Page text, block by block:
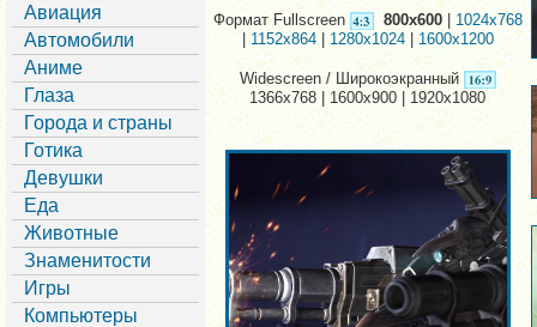
Авиация
Автомобили
Аниме
Глаза
Города и страны
Готика
Девушки
Еда
Животные
Знаменитости
Игры
Компьютеры
Формат Fullscreen 800x600 | 1024x768
|1152x864 1280x1024| 1600x1200
Widescreen / Широкоэкранный
1366x768 | 1600x900 | 1920x1080